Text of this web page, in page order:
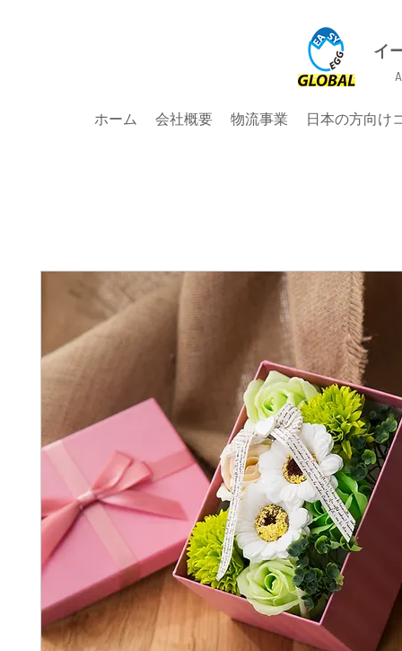
イ
ホーム 会社概要 物流事業 日本の方向け